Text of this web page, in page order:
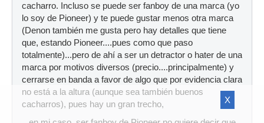
cacharro. Incluso se puede ser fanboy de una marca (yo
lo soy de Pioneer) y te puede gustar menos otra marca
(Denon también me gusta pero hay detalles que tiene
que, estando Pioneer....pues como que paso
totalmente)...pero de ahí a ser un detractor o hater de una
marca por motivos diversos (precio....principalmente) y
cerrarse en banda a favor de algo que por evidencia clara
no está a la altura (aunque sea también buenos
cacharros), pues hay un gran trecho,
X